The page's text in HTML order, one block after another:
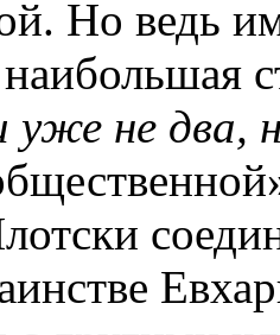
Но ведь
наибольшая
не два,